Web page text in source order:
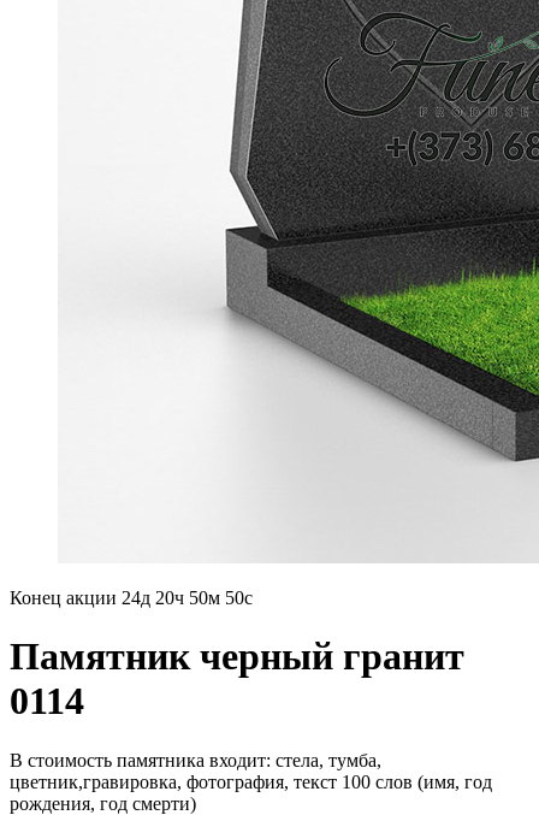
Конец акции 24д 20ч 50м 49с
Памятник черный гранит
0114
В стоимость памятника входит: стела, тумба,
цветник,гравировка, фотография, текст 100 слов (имя, год
рождения, год смерти)